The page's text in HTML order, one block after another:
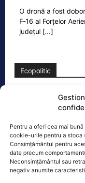
Pentru a oferi cea mai
cookie-urile pentru a stoca
Consimțământul pentru
date precum
Neconsimțământul sau
negativ anumite
O dronă a fost
F‑16 al Forțelor
județul [...]
Ecopolitic
Cristoiu: Cu
vremurile
de